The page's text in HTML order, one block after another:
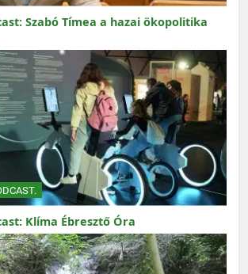
Szabó Tímea a hazai ökopolitika
Klíma Ébresztő Óra